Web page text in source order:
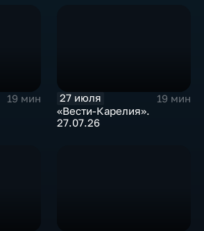
19 мин
27 июля
19 мин
«Вести-Карелия».
27.07.26